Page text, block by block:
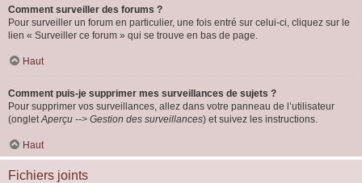
Comment surveiller des forums ?
Pour surveiller un forum en particulier, une fois entré sur celui-ci, cliquez sur le
lien « Surveiller ce forum » qui se trouve en bas de page.
Haut
Comment puis-je supprimer mes surveillances de sujets ?
Pour supprimer vos surveillances, allez dans votre panneau de l’utilisateur
(ongletAperçu --> Gestion des surveillances) et suivez les instructions.
Haut
Fichiers joints